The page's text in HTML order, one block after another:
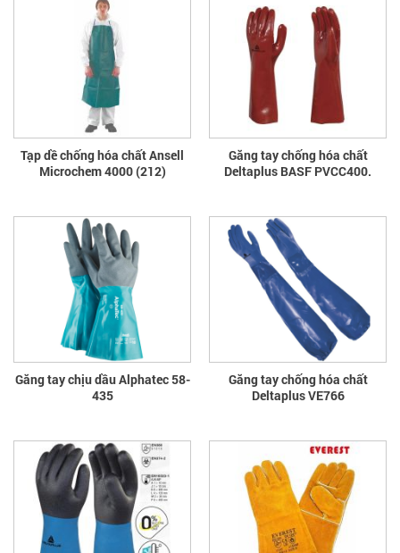
Tạp dề chống hóa chất Ansell
Microchem 4000 (212)
Găng tay chống hóa chất
Deltaplus BASF PVCC400.
Găng tay chịu dầu Alphatec 58-
435
Găng tay chống hóa chất
Deltaplus VE766